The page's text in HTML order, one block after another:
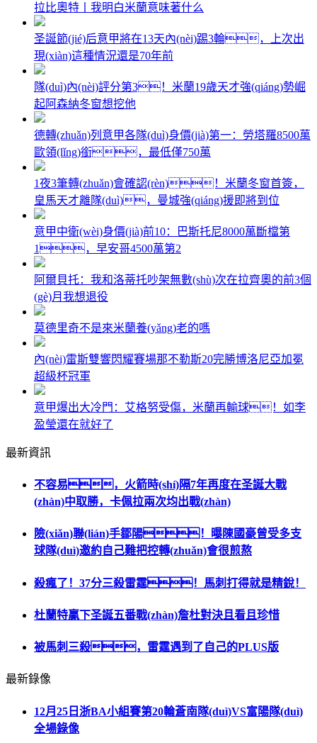
拉比奧特丨我明白米蘭意味著什么
圣誕節(jié)后意甲將在13天內(nèi)踢3輪，上次出
現(xiàn)這種情況還是70年前
隊(duì)內(nèi)評分第3！米蘭19歲天才強(qiáng)勢崛
起阿森納冬窗想挖他
德轉(zhuǎn)列意甲各隊(duì)身價(jià)第一：勞塔羅8500萬
歐領(lǐng)銜，最低僅750萬
1夜3筆轉(zhuǎn)會確認(rèn)！米蘭冬窗首簽，
皇馬天才離隊(duì)，曼城強(qiáng)援即將到位
意甲中衛(wèi)身價(jià)前10：巴斯托尼8000萬斷檔第
1，早安哥4500萬第2
阿爾貝托：我和洛蒂托吵架無數(shù)次在拉齊奧的前3個
(gè)月我想退役
莫德里奇不是來米蘭養(yǎng)老的嗎
內(nèi)雷斯雙響閃耀賽場那不勒斯20完勝博洛尼亞加冕
超級杯冠軍
意甲爆出大冷門：艾格努受傷，米蘭再輸球！如李
盈瑩還在就好了
最新資訊
不容易，火箭時(shí)隔7年再度在圣誕大戰
(zhàn)中取勝，卡佩拉兩次均出戰(zhàn)
險(xiǎn)聯(lián)手鄒陽！曝陳國豪曾受多支
球隊(duì)邀約自己難把控轉(zhuǎn)會很煎熬
殺瘋了！37分三殺雷霆！馬刺打得就是精銳！
杜蘭特贏下圣誕五番戰(zhàn)詹杜對決且看且珍惜
被馬刺三殺，雷霆遇到了自己的PLUS版
最新錄像
12月25日浙BA小組賽第20輪蒼南隊(duì)VS富陽隊(duì)
全場錄像